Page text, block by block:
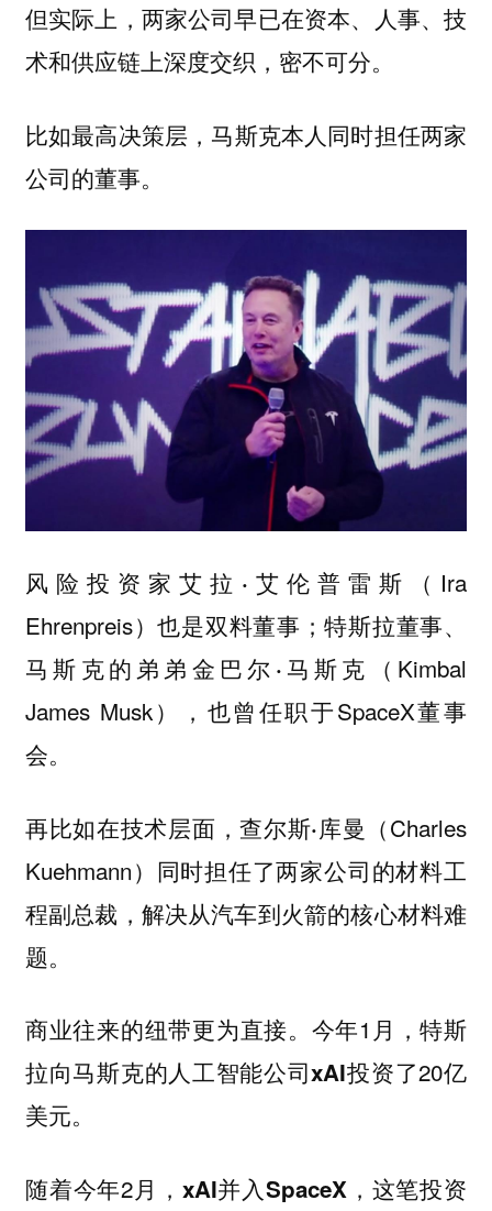
但实际上，两家公司早已在资本、人事、技
术和供应链上深度交织，密不可分。
比如最高决策层， 马斯克本人同时担任两家
公司的董事。
风险投资家艾拉·艾伦普雷斯
（Ira
Ehrenpreis）也是双料董事；特斯拉董事、
马斯克的弟弟 金巴尔·马斯克
（Kimbal
James Musk），也曾任职于SpaceX董事
会。
再比如在技术层面，查尔斯·库曼 （Charles
Kuehmann）同时担任了两家公司的材料工
程副总裁，解决从汽车到火箭的核心材料难
题。
商业往来的纽带更为直接。今年1月，特斯
拉向马斯克的人工智能公司xAI投资了20亿
美元。
随着今年2月， xAI并入SpaceX ，这笔投资